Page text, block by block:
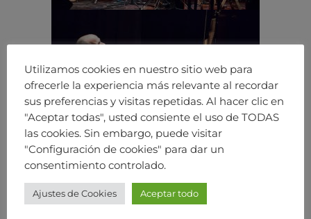
Utilizamos cookies en nuestro sitio web para
ofrecerle la experiencia más relevante al recordar
sus preferencias y visitas repetidas. Al hacer clic en
"Aceptar todas", usted consiente el uso de TODAS
las cookies. Sin embargo, puede visitar
"Configuración de cookies" para dar un
consentimiento controlado.
Ajustes de Cookies Aceptar todo